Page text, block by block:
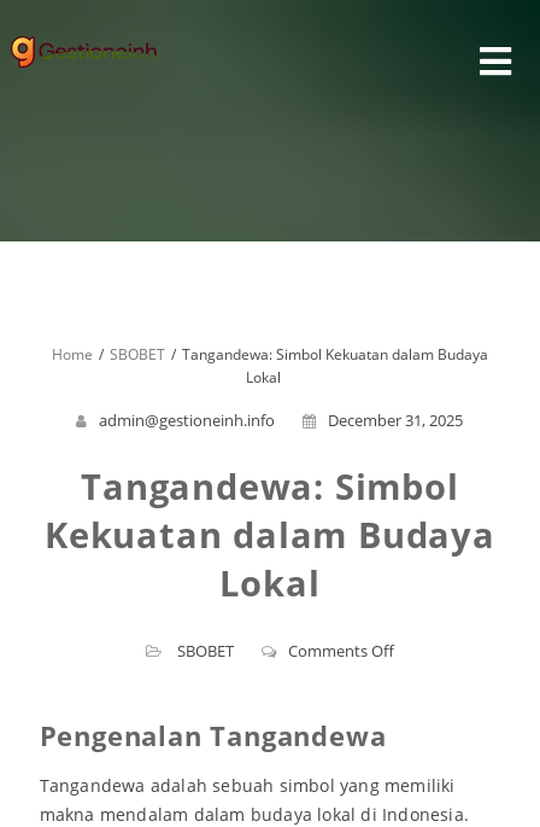
content
Home SBOBET
Tangandewa: Simbol Kekuatan dalam Budaya
Lokal
admin@gestioneinh.info December 31, 2025
Tangandewa: Simbol
Kekuatan dalam Budaya
Lokal
SBOBET Comments Offon
Lokal
Pengenalan Tangandewa
Tangandewa adalah sebuah simbol yang memiliki
makna mendalam dalam budaya lokal di Indonesia.